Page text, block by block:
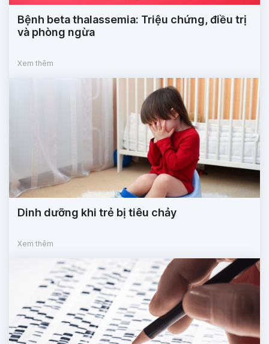
Bệnh beta thalassemia: Triệu chứng, điều trị
và phòng ngừa
Xem thêm
Dinh dưỡng khi trẻ bị tiêu chảy
Xem thêm